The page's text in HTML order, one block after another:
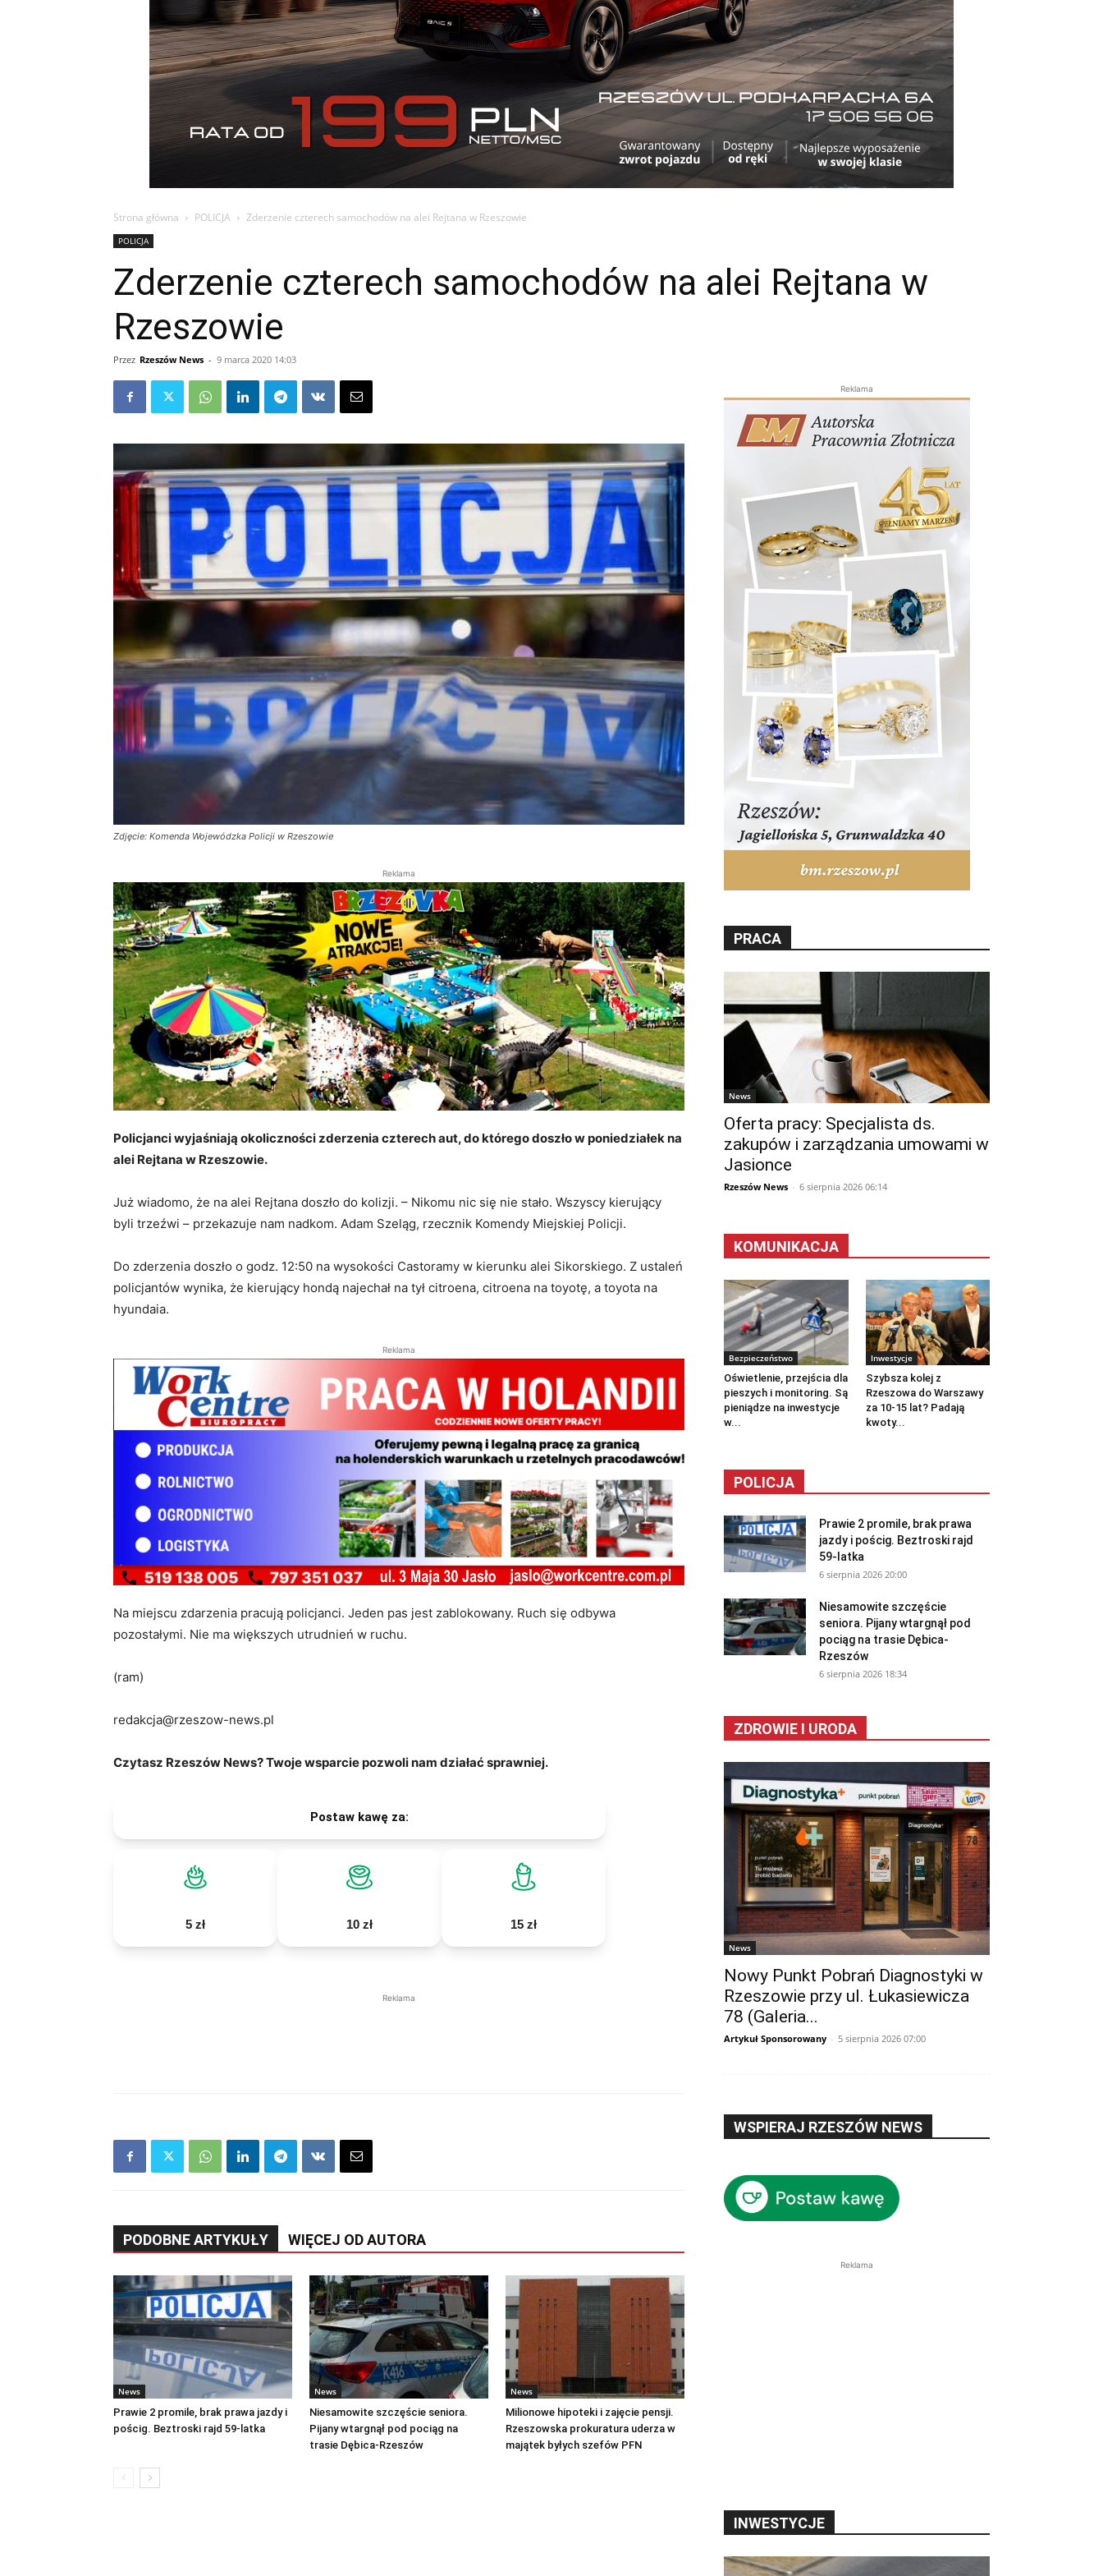
Strona główna POLICJA Zderzenie czterech samochodów na alei Rejtana w Rzeszowie
POLICJA
Zderzenie czterech samochodów na alei Rejtana w
Rzeszowie
Przez Rzeszów News - 9 marca 2020 14:03
Zdjęcie: Komenda Wojewódzka Policji w Rzeszowie
Reklama
Policjanci wyjaśniają okoliczności zderzenia czterech aut, do którego doszło w poniedziałek na
alei Rejtana w Rzeszowie.
Już wiadomo, że na alei Rejtana doszło do kolizji. – Nikomu nic się nie stało. Wszyscy kierujący
byli trzeźwi – przekazuje nam nadkom. Adam Szeląg, rzecznik Komendy Miejskiej Policji.
Do zderzenia doszło o godz. 12:50 na wysokości Castoramy w kierunku alei Sikorskiego. Z ustaleń
policjantów wynika, że kierujący hondą najechał na tył citroena, citroena na toyotę, a toyota na
hyundaia.
Reklama
Na miejscu zdarzenia pracują policjanci. Jeden pas jest zablokowany. Ruch się odbywa
pozostałymi. Nie ma większych utrudnień w ruchu.
(ram)
redakcja@rzeszow-news.pl
Czytasz Rzeszów News? Twoje wsparcie pozwoli nam działać sprawniej.
Postaw kawę za:
5 zł 10 zł 15 zł
Reklama
PODOBNE ARTYKUŁY WIĘCEJ OD AUTORA
News
Prawie 2 promile, brak prawa jazdy i
pościg. Beztroski rajd 59-latka
News
Niesamowite szczęście seniora.
Pijany wtargnął pod pociąg na
trasie Dębica-Rzeszów
News
Milionowe hipoteki i zajęcie pensji.
Rzeszowska prokuratura uderza w
majątek byłych szefów PFN
Reklama
PRACA
News
Oferta pracy: Specjalista ds.
zakupów i zarządzania umowami w
Jasionce
Rzeszów News - 6 sierpnia 2026 06:14
KOMUNIKACJA
Bezpieczeństwo
Oświetlenie, przejścia dla
pieszych i monitoring. Są
pieniądze na inwestycje
w...
Inwestycje
Szybsza kolej z
Rzeszowa do Warszawy
za 10-15 lat? Padają
kwoty...
POLICJA
Prawie 2 promile, brak prawa
jazdy i pościg. Beztroski rajd
59-latka
6 sierpnia 2026 20:00
Niesamowite szczęście
seniora. Pijany wtargnął pod
pociąg na trasie Dębica-
Rzeszów
6 sierpnia 2026 18:34
ZDROWIE I URODA
News
Nowy Punkt Pobrań Diagnostyki w
Rzeszowie przy ul. Łukasiewicza
78 (Galeria...
Artykuł Sponsorowany - 5 sierpnia 2026 07:00
WSPIERAJ RZESZÓW NEWS
Reklama
INWESTYCJE